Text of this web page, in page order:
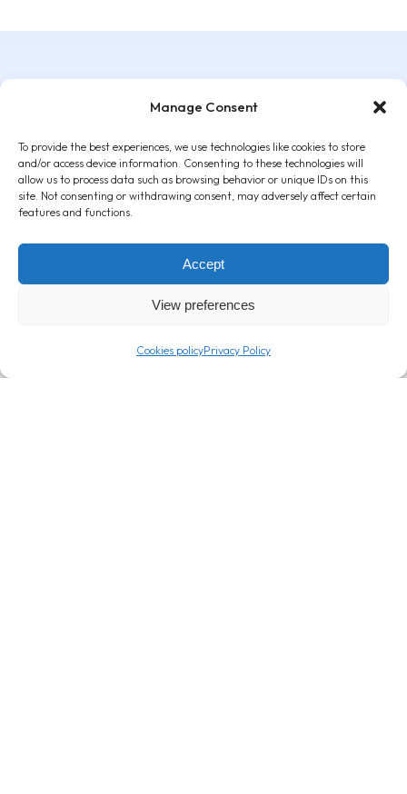
Manage Consent
To provide the best experiences, we use technologies like cookies to store
and/or access device information. Consenting to these technologies will
allow us to process data such as browsing behavior or unique IDs on this
site. Not consenting or withdrawing consent, may adversely affect certain
features and functions.
Accept
View preferences
Cookies policyPrivacy Policy
Read More Articles
OSHEE Vitamin Tea ZERO:
Πλούσια σε βιταμίνες, με